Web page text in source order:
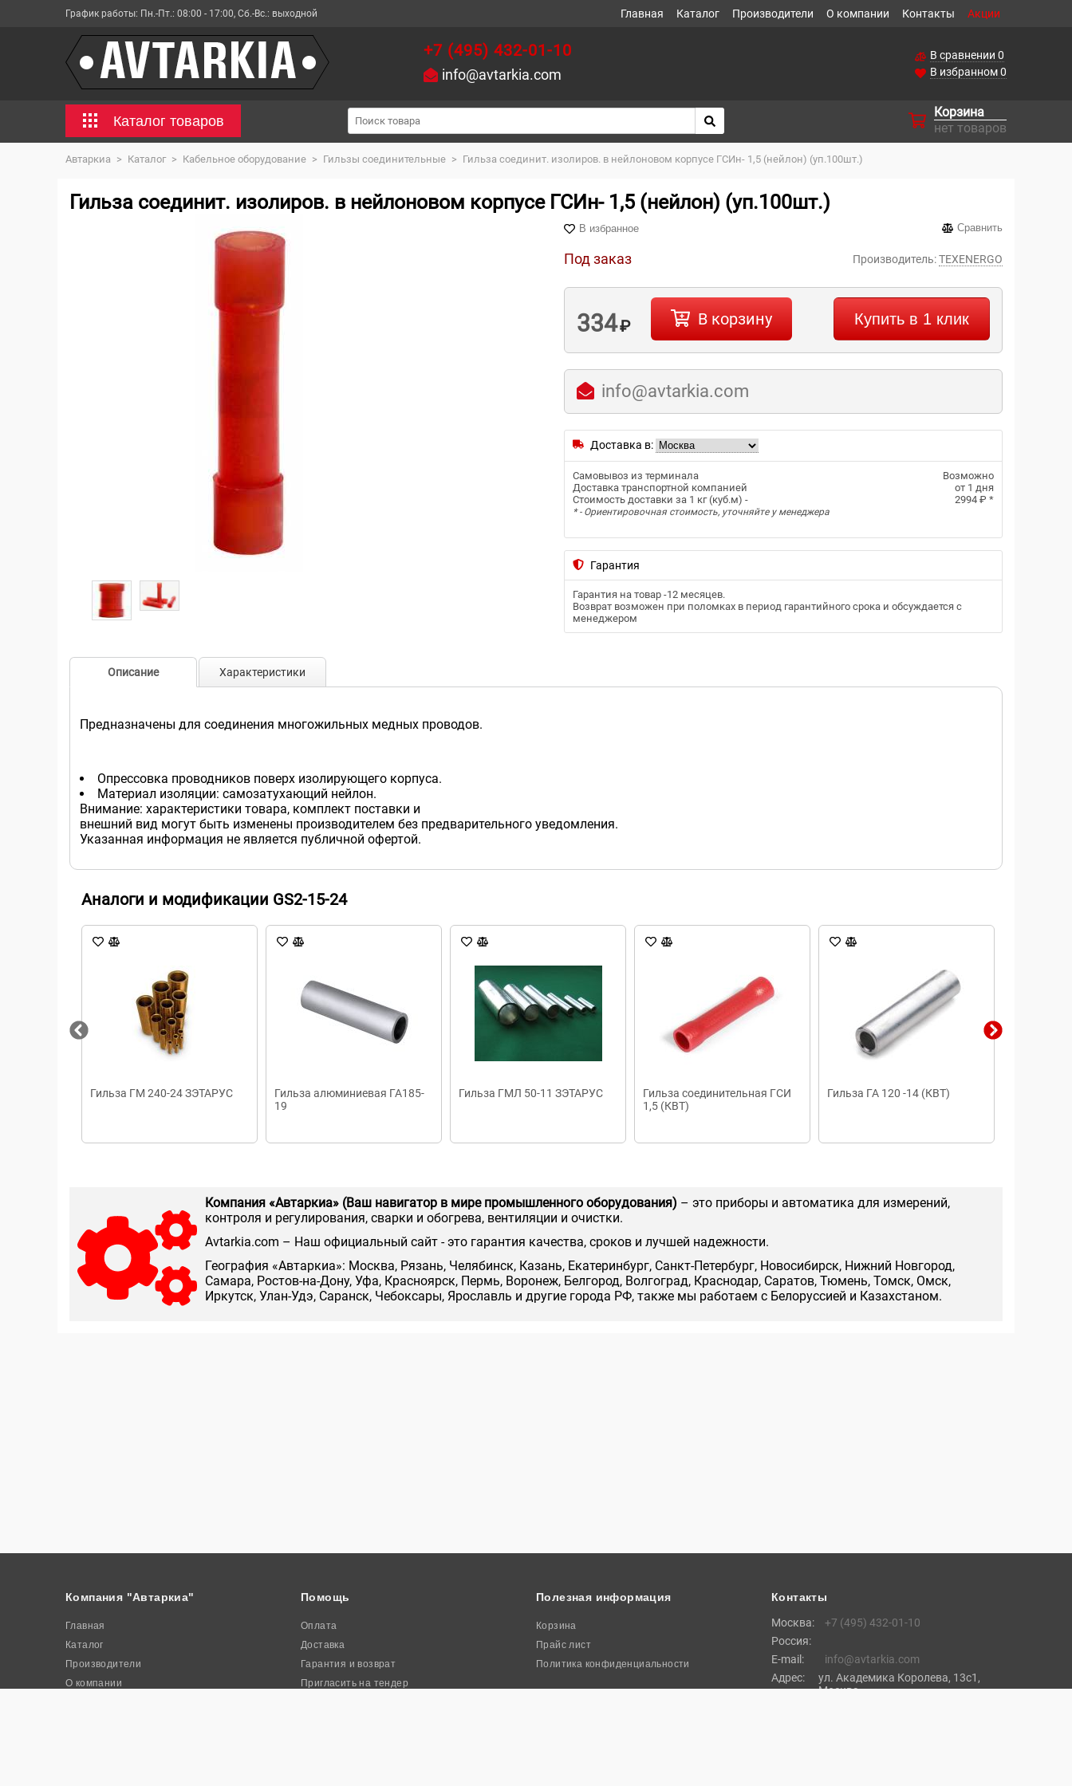
График работы: Пн.-Пт.: 08:00 - 17:00, Сб.-Вс.: выходной Главная Каталог Производители О компании Контакты Акции
+7 (495) 432-01-10
info@avtarkia.com
В сравнении 0
В избранном0
Каталог товаров
Корзина
нет товаров
Автаркиа > Каталог > Кабельное оборудование > Гильзы соединительные > Гильза соединит. изолиров. в нейлоновом корпусе ГСИн- 1,5 (нейлон) (уп.100шт.)
Гильза соединит. изолиров. в нейлоновом корпусе ГСИн- 1,5 (нейлон) (уп.100шт.)
В избранное Сравнить
Под заказ Производитель:TEXENERGO
334₽ В корзину Купить в 1 клик
info@avtarkia.com
Доставка в:
Самовывоз из терминала
Возможно
Доставка транспортной компанией
от 1 дня
Стоимость доставки за 1 кг (куб.м) -
2994 ₽ *
* - Ориентировочная стоимость, уточняйте у менеджера
Гарантия
Гарантия на товар -12 месяцев.
Возврат возможен при поломках в период гарантийного срока и обсуждается с
менеджером
Описание Характеристики
Предназначены для соединения многожильных медных проводов.
Опрессовка проводников поверх изолирующего корпуса.
Материал изоляции: самозатухающий нейлон.
Внимание: характеристики товара, комплект поставки и
внешний вид могут быть изменены производителем без предварительного уведомления.
Указанная информация не является публичной офертой.
Аналоги и модификации GS2-15-24
Гильза ГМ 240-24 ЗЭТАРУС
Гильза алюминиевая ГА185-
19
Гильза ГМЛ 50-11 ЗЭТАРУС
Гильза соединительная ГСИ
1,5 (КВТ)
Гильза ГА 120 -14 (КВТ)
Компания «Автаркиа» (Ваш навигатор в мире промышленного оборудования) – это приборы и автоматика для измерений,
контроля и регулирования, сварки и обогрева, вентиляции и очистки.
Аvtarkia.com – Наш официальный сайт - это гарантия качества, сроков и лучшей надежности.
География «Автаркиа»: Москва, Рязань, Челябинск, Казань, Екатеринбург, Санкт-Петербург, Новосибирск, Нижний Новгород,
Самара, Ростов-на-Дону, Уфа, Красноярск, Пермь, Воронеж, Белгород, Волгоград, Краснодар, Саратов, Тюмень, Томск, Омск,
Иркутск, Улан-Удэ, Саранск, Чебоксары, Ярославль и другие города РФ, также мы работаем с Белоруссией и Казахстаном.
Компания "Автаркиа"
Главная
Каталог
Производители
О компании
Помощь
Оплата
Доставка
Гарантия и возврат
Пригласить на тендер
Полезная информация
Корзина
Прайс лист
Политика конфиденциальности
Контакты
Москва:
+7 (495) 432-01-10
Россия:
E-mail:
info@avtarkia.com
Адрес:
ул. Академика Королева, 13с1,
Москва